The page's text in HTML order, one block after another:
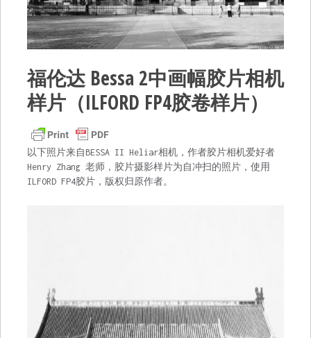
福伦达 Bessa 2中画幅胶片相机
样片（ILFORD FP4胶卷样片）
以下照片来自 BESSA II Heliar相机，作者胶片相机爱好者
Henry Zhang 老师，胶片摄影样片为自冲扫的照片，使用
ILFORD FP4胶片，版权归原作者。